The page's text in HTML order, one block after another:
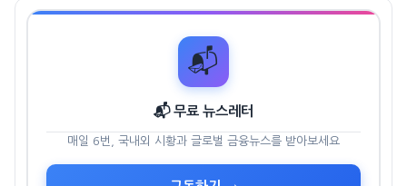
📬
📬 무료 뉴스레터
매일 6번, 국내외 시황과 글로벌 금융뉴스를 받아보세요